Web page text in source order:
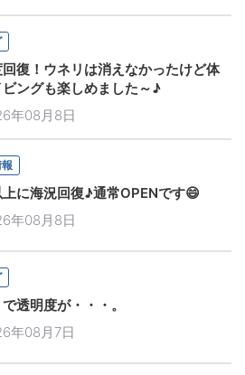
復！ウネリは消えなかったけど体
ングも楽しめました～♪
年08月8日
に海況回復♪通常OPENです😄
年08月8日
透明度が・・・。
年08月7日